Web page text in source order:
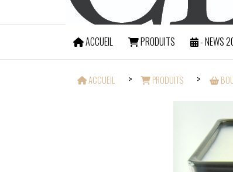
ACCUEIL PRODUITS - NEWS
ACCUEIL PRODUITS